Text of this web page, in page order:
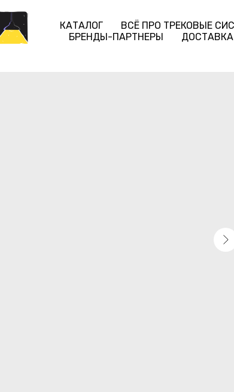
КАТАЛОГ ВСЁ ПРО ТРЕКОВЫЕ
БРЕНДЫ-ПАРТНЕРЫ